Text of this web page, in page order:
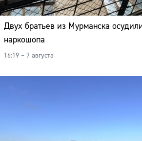
Двух братьев из Мурманска
наркошопа
16:19 – 7 августа